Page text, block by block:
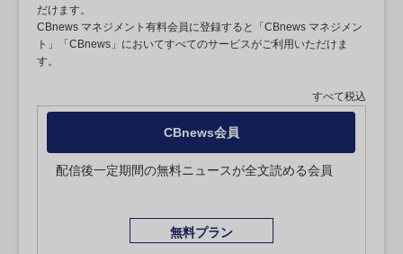
だけます。
CBnews マネジメント有料会員に登録すると「CBnews マネジメン
ト」「CBnews」においてすべてのサービスがご利用いただけま
す。
すべて税込
CBnews会員
配信後一定期間の無料ニュースが全文読める会員
無料プラン